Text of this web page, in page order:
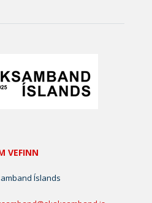
VEFINN
Íslands